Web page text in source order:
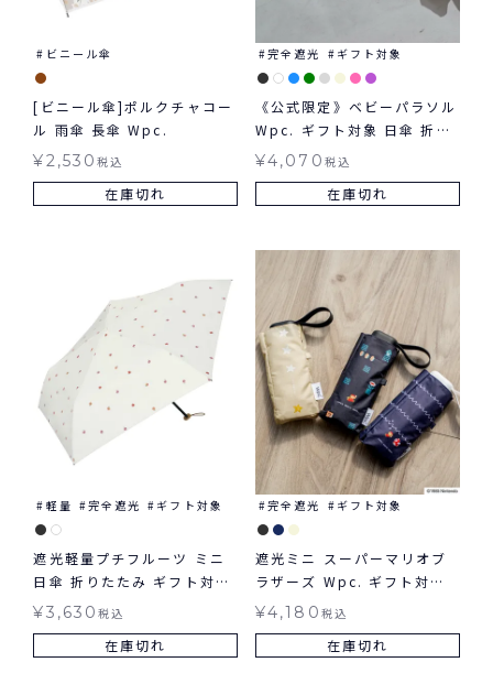
ビニール傘
[ビニール傘]ポルクチャコー
ル 雨傘 長傘 Wpc.
¥2,530税込
在庫切れ
完全遮光 ギフト対象
《公式限定》ベビーパラソル
Wpc. ギフト対象 日傘 折り
たたみ 晴雨兼用
¥4,070 税込
在庫切れ
軽量 完全遮光 ギフト対象
遮光軽量プチフルーツ ミニ
日傘 折りたたみ ギフト対象
晴雨兼用 Wpc.
¥3,630税込
在庫切れ
完全遮光 ギフト対象
遮光ミニ スーパーマリオブ
ラザーズ Wpc. ギフト対象
日傘 折りたたみ 晴雨兼用
¥4,180 税込
在庫切れ